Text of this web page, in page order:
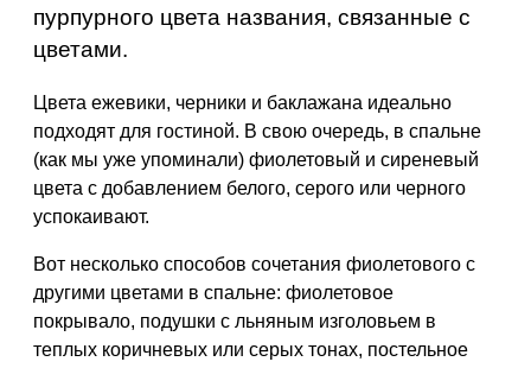
пурпурного цвета названия, связанные с
цветами.
Цвета ежевики, черники и баклажана идеально
подходят для гостиной. В свою очередь, в спальне
(как мы уже упоминали) фиолетовый и сиреневый
цвета с добавлением белого, серого или черного
успокаивают.
Вот несколько способов сочетания фиолетового с
другими цветами в спальне: фиолетовое
покрывало, подушки с льняным изголовьем в
теплых коричневых или серых тонах, постельное